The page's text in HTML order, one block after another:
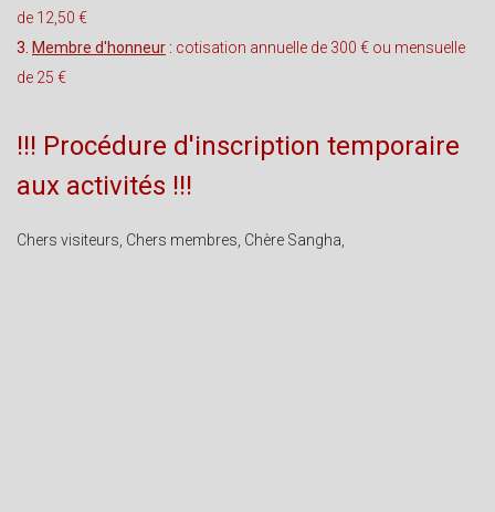
de 12,50 €
3. Membre d'honneur: cotisation annuelle de 300 € ou mensuelle
de 25 €
!!! Procédure d'inscription temporaire
aux activités !!!
Chers visiteurs, Chers membres, Chère Sangha,